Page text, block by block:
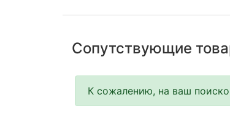
Сопутствующие
К сожалению, на ваш